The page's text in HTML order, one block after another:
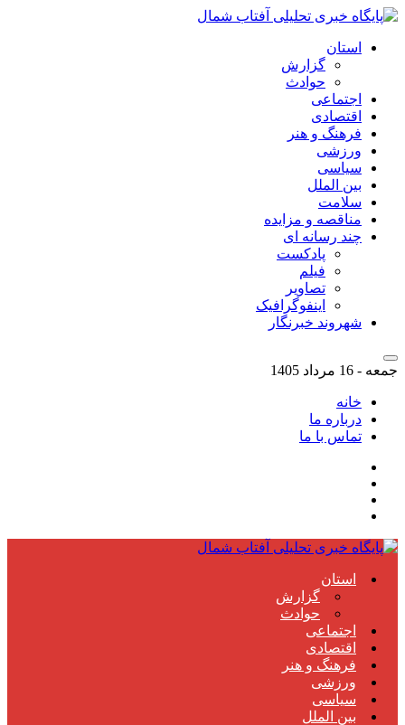
استان
گزارش
حوادث
اجتماعی
اقتصادی
فرهنگ و هنر
ورزشی
سیاسی
بین الملل
سلامت
مناقصه و مزایده
چند رسانه ای
پادکست
فیلم
تصاویر
اینفوگرافیک
شهروند خبرنگار
جمعه - 16 مرداد 1405
خانه
درباره ما
تماس با ما
استان
گزارش
حوادث
اجتماعی
اقتصادی
فرهنگ و هنر
ورزشی
سیاسی
بین الملل